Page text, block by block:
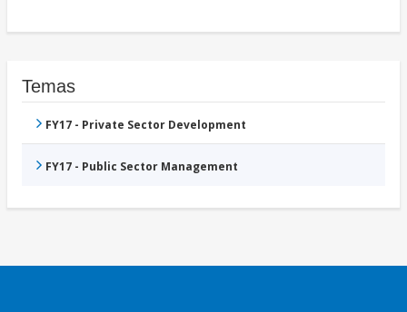
Temas
FY17 - Private Sector Development
FY17 - Public Sector Management